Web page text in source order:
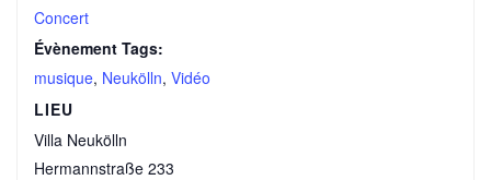
Concert
Évènement Tags:
musique, Neukölln, Vidéo
LIEU
Villa Neukölln
Hermannstraße 233